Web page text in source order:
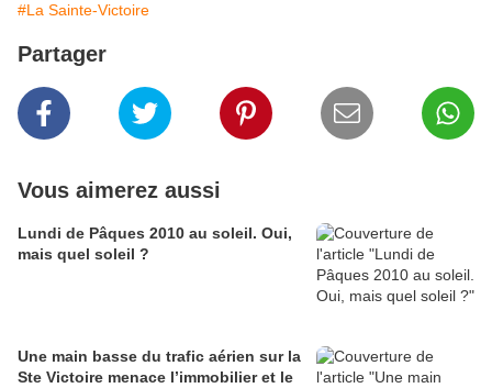
#La Sainte-Victoire
Partager
Vous aimerez aussi
Lundi de Pâques 2010 au soleil. Oui,
mais quel soleil ?
Une main basse du trafic aérien sur la
Ste Victoire menace l’immobilier et le